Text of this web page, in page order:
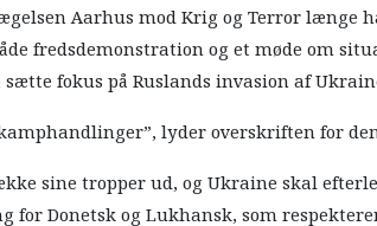
Aarhus mod Krig og Terror længe
fredsdemonstration og et møde om
fokus på Ruslands invasion af
lyder overskriften for
sine tropper ud, og Ukraine skal
for Donetsk og Lukhansk, som